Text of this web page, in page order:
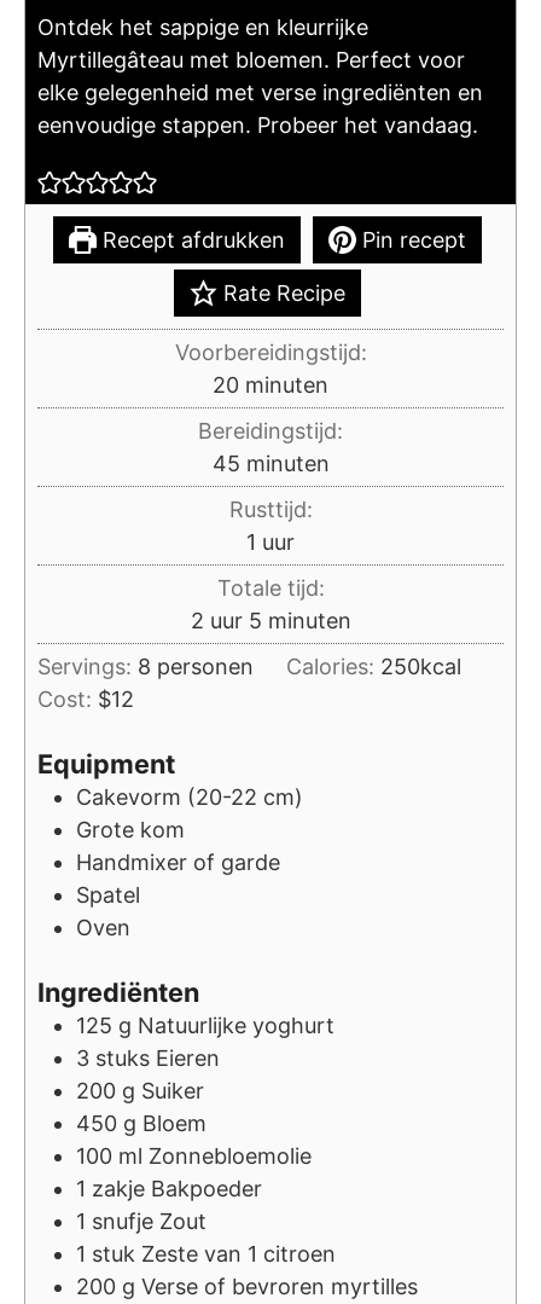
Ontdek het sappige en kleurrijke
Myrtillegâteau met bloemen. Perfect voor
elke gelegenheid met verse ingrediënten en
eenvoudige stappen. Probeer het vandaag.
Recept afdrukken Pin recept
Rate Recipe
Voorbereidingstijd:
20minuten
minuten
Bereidingstijd:
45minuten
minuten
Rusttijd:
1 uur
uur
Totale tijd:
2uur
uur 5minuten
minuten
Servings: 8 personen Calories: 250kcal
Cost: $12
Equipment
Cakevorm (20-22 cm)
Grote kom
Handmixer of garde
Spatel
Oven
Ingrediënten
125 g Natuurlijke yoghurt
3 stuks Eieren
200 g Suiker
450 g Bloem
100 ml Zonnebloemolie
1 zakje Bakpoeder
1 snufje Zout
1 stuk Zeste van 1 citroen
200 g Verse of bevroren myrtilles